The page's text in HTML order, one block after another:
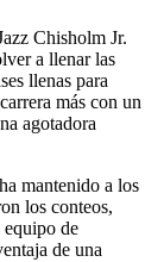
Chisholm Jr.
a llenar las
llenas para
más con un
agotadora
mantenido a los
los conteos,
equipo de
de una